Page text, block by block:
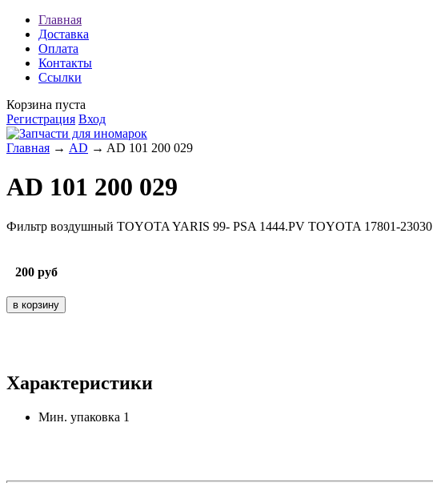
Главная
Доставка
Оплата
Контакты
Ссылки
Корзина пуста
Регистрация Вход
Главная → AD → AD 101 200 029
AD 101 200 029
Фильтр воздушный TOYOTA YARIS 99- PSA 1444.PV TOYOTA 17801-23030
200 руб
Характеристики
Мин. упаковка 1